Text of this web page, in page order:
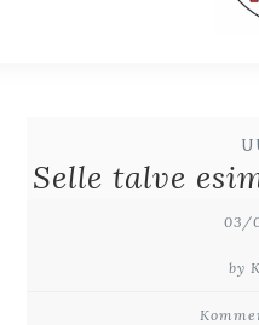
Selle talve
03/
by